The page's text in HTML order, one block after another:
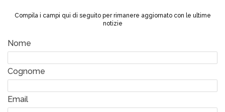
Compila i campi qui di seguito per rimanere aggiornato con le ultime
notizie
Nome
Cognome
Email